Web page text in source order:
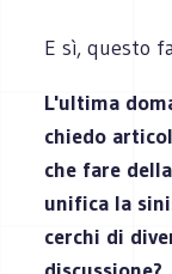
E sì, questo
L'ultima
chiedo
che fare
unifica la
cerchi di